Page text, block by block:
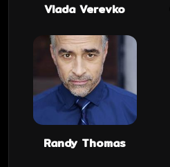
Vlada Verevko
Randy Thomas